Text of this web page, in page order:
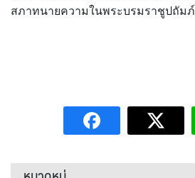
สภาทนายความในพระบรมราชูปถัมภ์